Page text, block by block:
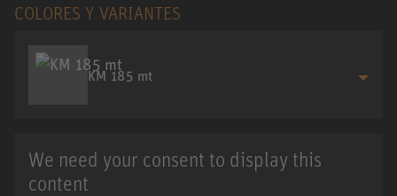
COLORES Y VARIANTES
KM 185 mt
We need your consent to display this
content